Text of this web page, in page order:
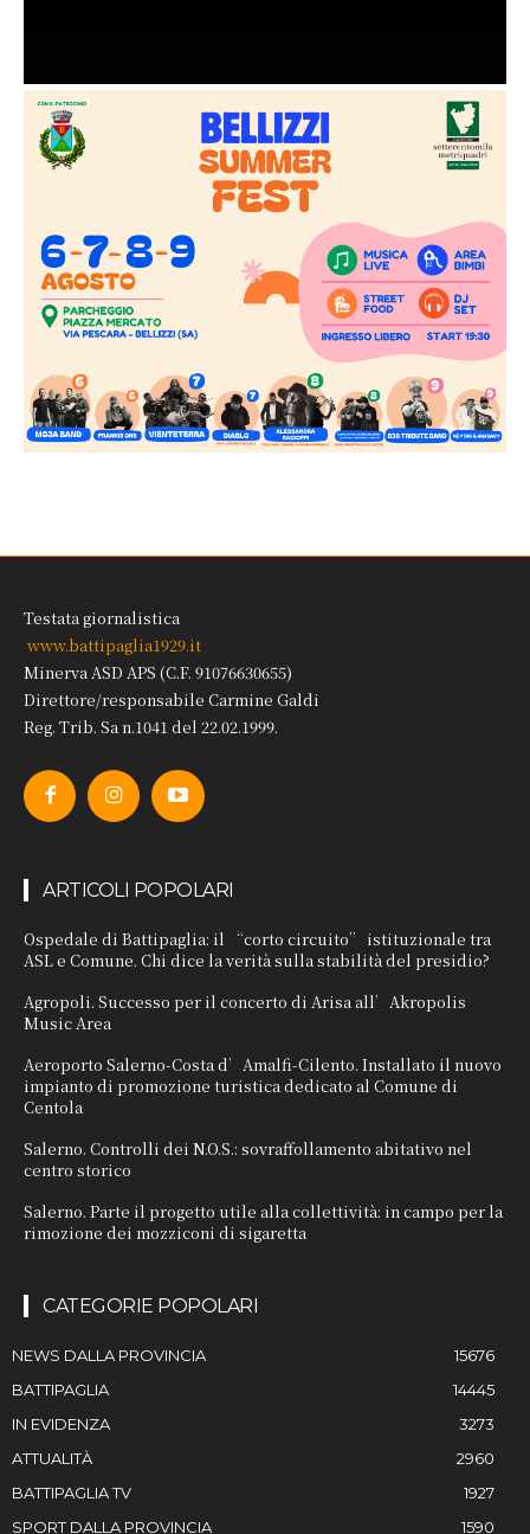
Testata giornalistica
www.battipaglia1929.it
Minerva ASD APS (C.F. 91076630655)
Direttore/responsabile Carmine Galdi
Reg. Trib. Sa n.1041 del 22.02.1999.
ARTICOLI POPOLARI
Ospedale di Battipaglia: il “corto circuito” istituzionale tra
ASL e Comune. Chi dice la verità sulla stabilità del presidio?
Agropoli. Successo per il concerto di Arisa all’Akropolis
Music Area
Aeroporto Salerno-Costa d’Amalfi-Cilento. Installato il nuovo
impianto di promozione turistica dedicato al Comune di
Centola
Salerno. Controlli dei N.O.S.: sovraffollamento abitativo nel
centro storico
Salerno. Parte il progetto utile alla collettività: in campo per la
rimozione dei mozziconi di sigaretta
CATEGORIE POPOLARI
NEWS DALLA PROVINCIA
15676
BATTIPAGLIA
14445
IN EVIDENZA
3273
ATTUALITÀ
2960
BATTIPAGLIA TV
1927
SPORT DALLA PROVINCIA
1590